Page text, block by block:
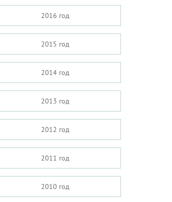
2016 год
2015 год
2014 год
2013 год
2012 год
2011 год
2010 год